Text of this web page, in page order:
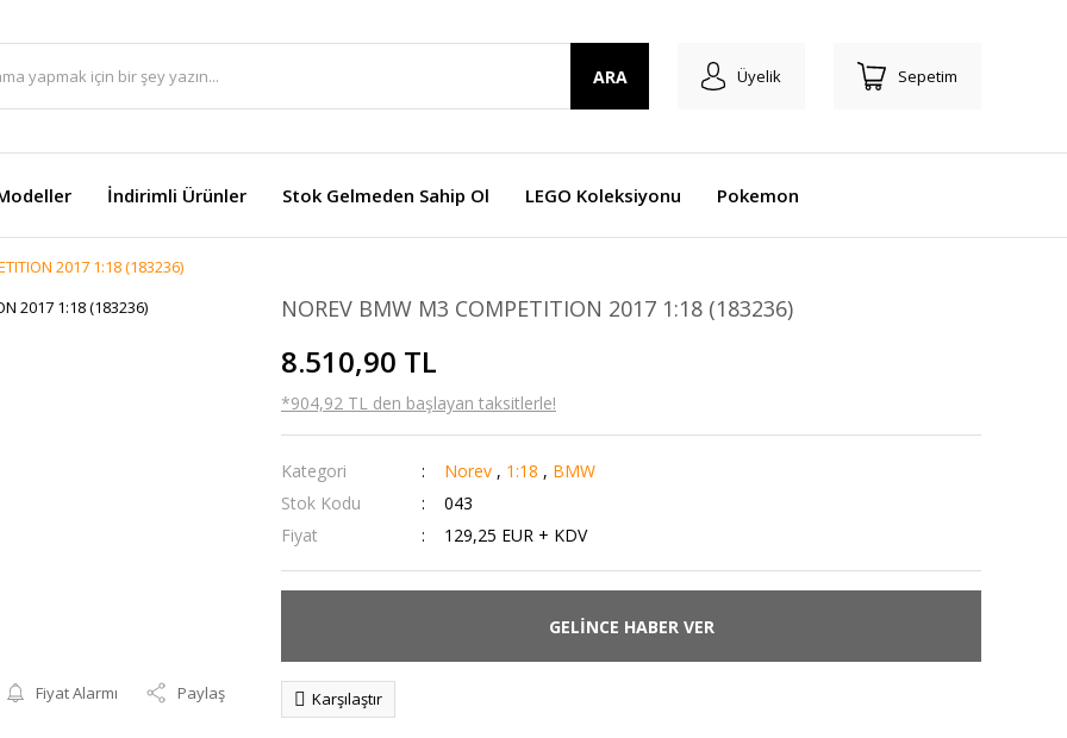
ARA Üyelik Sepetim
İndirimli Ürünler Stok Gelmeden Sahip Ol LEGO Koleksiyonu Pokemon
2017 1:18 (183236)
Fiyat Alarmı Paylaş
NOREV BMW M3 COMPETITION 2017 1:18 (183236)
8.510,90 TL
*904,92 TL den başlayan taksitlerle!
Kategori Norev , 1:18 , BMW
Stok Kodu
043
Fiyat
129,25 EUR + KDV
GELİNCE HABER VER
Karşılaştır